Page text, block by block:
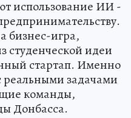
использование ИИ -
бизнес-игра,
студенческой идеи
стартап. Именно
реальными задачами
команды,
Донбасса.